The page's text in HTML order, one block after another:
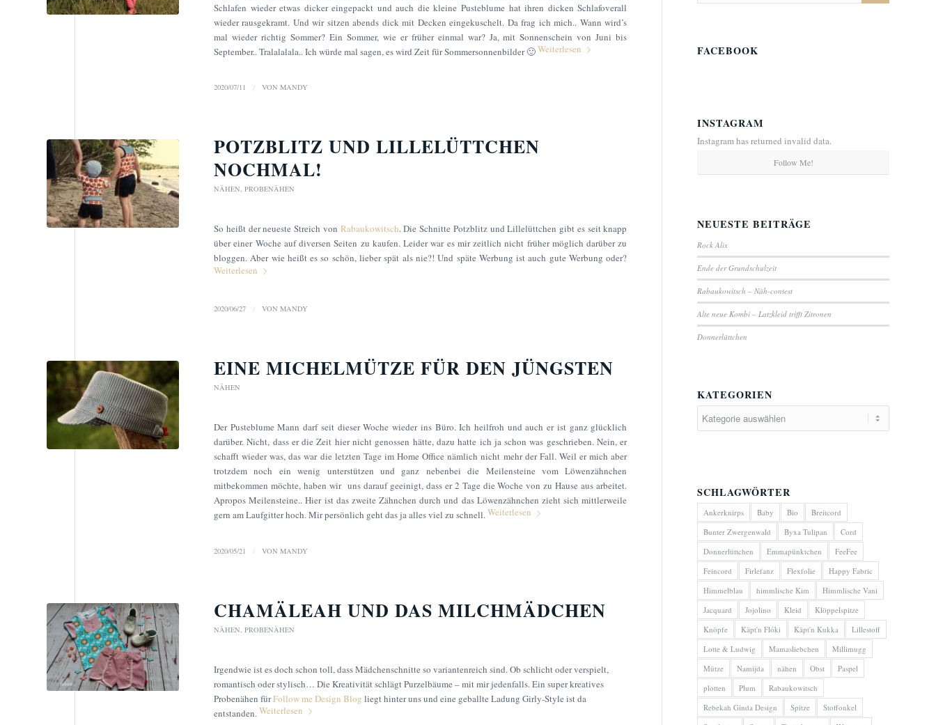
Schlafen wieder etwas dicker eingepackt und auch die kleine Pusteblume hat ihren dicken Schlafoverall
wieder rausgekramt. Und wir sitzen abends dick mit Decken eingekuschelt. Da frag ich mich.. Wann wird’s
mal wieder richtig Sommer? Ein Sommer, wie er früher einmal war? Ja, mit Sonnenschein von Juni bis
September.. Tralalalala.. Ich würde mal sagen, es wird Zeit für Sommersonnenbilder 🙂Weiterlesen
2020/07/11 / VON MANDY
POTZBLITZ UND LILLELÜTTCHEN
NOCHMAL!
NÄHEN, PROBENÄHEN
So heißt der neueste Streich von Rabaukowitsch. Die Schnitte Potzblitz und Lillelüttchen gibt es seit knapp
über einer Woche auf diversen Seiten zu kaufen. Leider war es mir zeitlich nicht früher möglich darüber zu
bloggen. Aber wie heißt es so schön, lieber spät als nie?! Und späte Werbung ist auch gute Werbung oder?
Weiterlesen
2020/06/27 / VON MANDY
EINE MICHELMÜTZE FÜR DEN JÜNGSTEN
NÄHEN
Der Pusteblume Mann darf seit dieser Woche wieder ins Büro. Ich heilfroh und auch er ist ganz glücklich
darüber. Nicht, dass er die Zeit hier nicht genossen hätte, dazu hatte ich ja schon was geschrieben. Nein, er
schafft wieder was, das war die letzten Tage im Home Office nämlich nicht mehr der Fall. Weil er mich aber
trotzdem noch ein wenig unterstützen und ganz nebenbei die Meilensteine vom Löwenzähnchen
mitbekommen möchte, haben wir uns darauf geeinigt, dass er 2 Tage die Woche von zu Hause aus arbeitet.
Apropos Meilensteine.. Hier ist das zweite Zähnchen durch und das Löwenzähnchen zieht sich mittlerweile
gern am Laufgitter hoch. Mir persönlich geht das ja alles viel zu schnell.Weiterlesen
2020/05/21 / VON MANDY
CHAMÄLEAH UND DAS MILCHMÄDCHEN
NÄHEN PROBENÄHEN
Irgendwie ist es doch schon toll, dass Mädchenschnitte so variantenreich sind. Ob schlicht oder verspielt,
romantisch oder stylisch… Die Kreativität schlägt Purzelbäume – mit mir jedenfalls. Ein super kreatives
Probenähen fürFollow me Design Blog liegt hinter uns und eine geballte Ladung Girly-Style ist da
entstanden.Weiterlesen
FACEBOOK
INSTAGRAM
Instagram has returned invalid data.
Follow Me!
NEUESTE BEITRÄGE
Rock Alix
Ende der Grundschulzeit
Rabaukowitsch – Näh-contest
Alte neue Kombi – Latzkleid trifft Zitronen
Donnerlüttchen
KATEGORIEN
SCHLAGWÖRTER
Ankerknirps Baby Bio
Breitcord
Bunter Zwergenwald
Byxa Tulipan
Cord
Donnerlüttchen
Emmapünktchen
FeeFee
Feincord
Firlefanz Flexfolie
Happy Fabric
Himmelblau
himmlische Kim
Himmlische Vani
Jacquard
Jojolino Kleid
Klöppelspitze
Knöpfe
Käpt'n Flóki Käpt'n Kukka
Lillestoff
Lotte & Ludwig
Mamasliebchen
Millimugg
Mütze
Namijda nähen Obst
Paspel
plotten
Plum
Rabaukowitsch
Rebekah Ginda Design
Spitze
Stoffonkel